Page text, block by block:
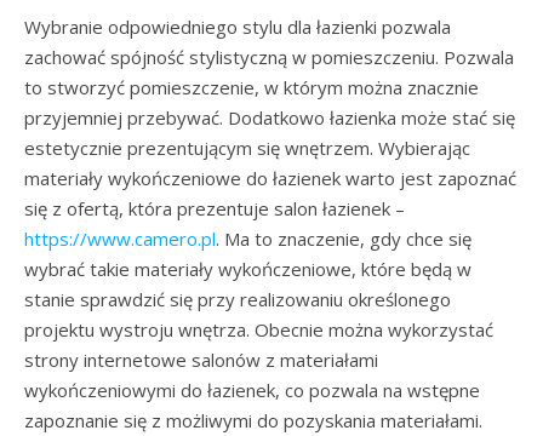
Wybranie odpowiedniego stylu dla łazienki pozwala
zachować spójność stylistyczną w pomieszczeniu. Pozwala
to stworzyć pomieszczenie, w którym można znacznie
przyjemniej przebywać. Dodatkowo łazienka może stać się
estetycznie prezentującym się wnętrzem. Wybierając
materiały wykończeniowe do łazienek warto jest zapoznać
się z ofertą, która prezentuje salon łazienek –
https://www.camero.pl. Ma to znaczenie, gdy chce się
wybrać takie materiały wykończeniowe, które będą w
stanie sprawdzić się przy realizowaniu określonego
projektu wystroju wnętrza. Obecnie można wykorzystać
strony internetowe salonów z materiałami
wykończeniowymi do łazienek, co pozwala na wstępne
zapoznanie się z możliwymi do pozyskania materiałami.